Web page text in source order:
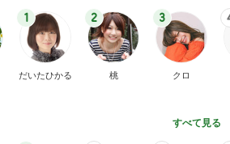
1
だいたひかる
2
桃
3
クロ
すべて見る